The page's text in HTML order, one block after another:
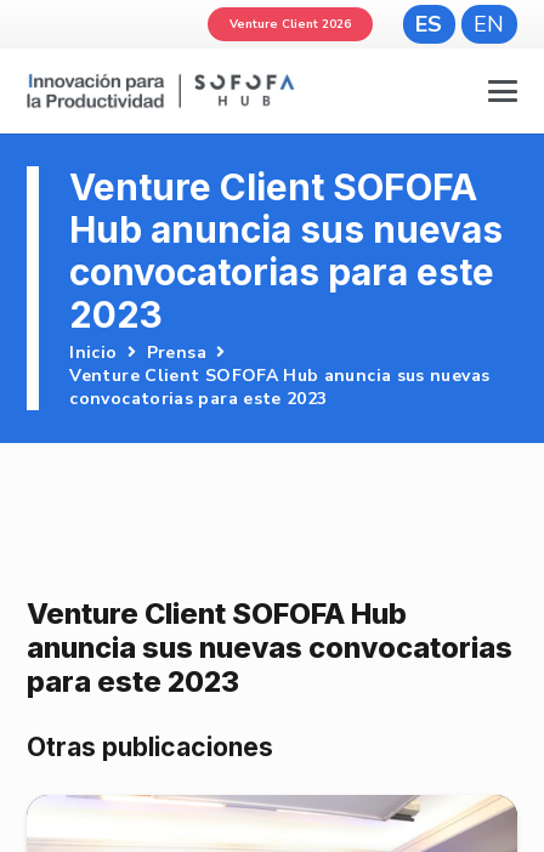
Venture Client 2026 ES EN
Venture Client SOFOFA
Hub anuncia sus nuevas
convocatorias para este
2023
Inicio
Prensa
Venture Client SOFOFA Hub anuncia sus nuevas
convocatorias para este 2023
Venture Client SOFOFA Hub
anuncia sus nuevas convocatorias
para este 2023
Otras publicaciones